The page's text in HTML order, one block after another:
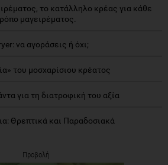
το κατάλληλο κρέας για κάθε
μαγειρέματος.
να αγοράσεις ή όχι;
του μοσχαρίσιου κρέατος
για τη διατροφική του αξία
Θρεπτικά και Παραδοσιακά
Προβολή